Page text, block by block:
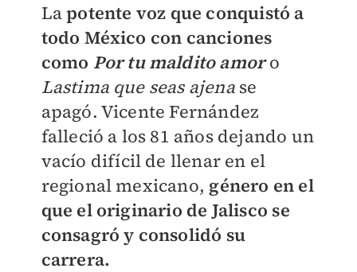
Lapotente voz que conquistó a
todo México con canciones
como Por tu maldito amoro
Lastima que seas ajenase
apagó. Vicente Fernández
falleció a los 81 años dejando un
vacío difícil de llenar en el
regional mexicano, género en el
que el originario de Jalisco se
consagró y consolidó su
carrera.